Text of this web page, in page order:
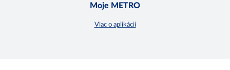
Moje METRO
Viac o aplikácii